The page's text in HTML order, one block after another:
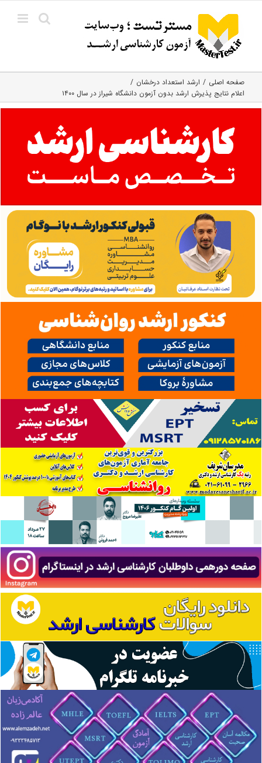
content
صفحه اصلی
ارشد استعداد درخشان
اعلام نتایج پذیرش ارشد بدون آزمون دانشگاه شیراز در سال ۱۴۰۰